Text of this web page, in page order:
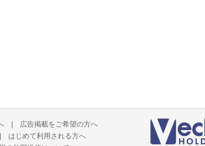
| 広告掲載をご希望の方へ
はじめて利用される方へ